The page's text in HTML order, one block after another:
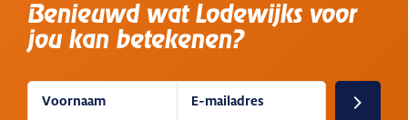
Benieuwd wat Lodewijks voor
jou kan betekenen?